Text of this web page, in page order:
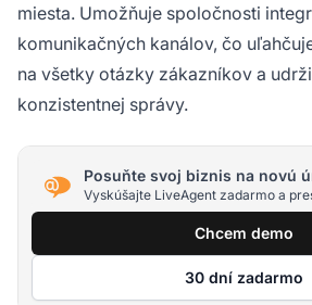
miesta. Umožňuje spoločnosti
komunikačných kanálov, čo
na všetky otázky zákazníkov a
konzistentnej správy.
Posuňte svoj biznis na novú
Vyskúšajte LiveAgent zadarmo a
Chcem demo
30 dní zadarmo